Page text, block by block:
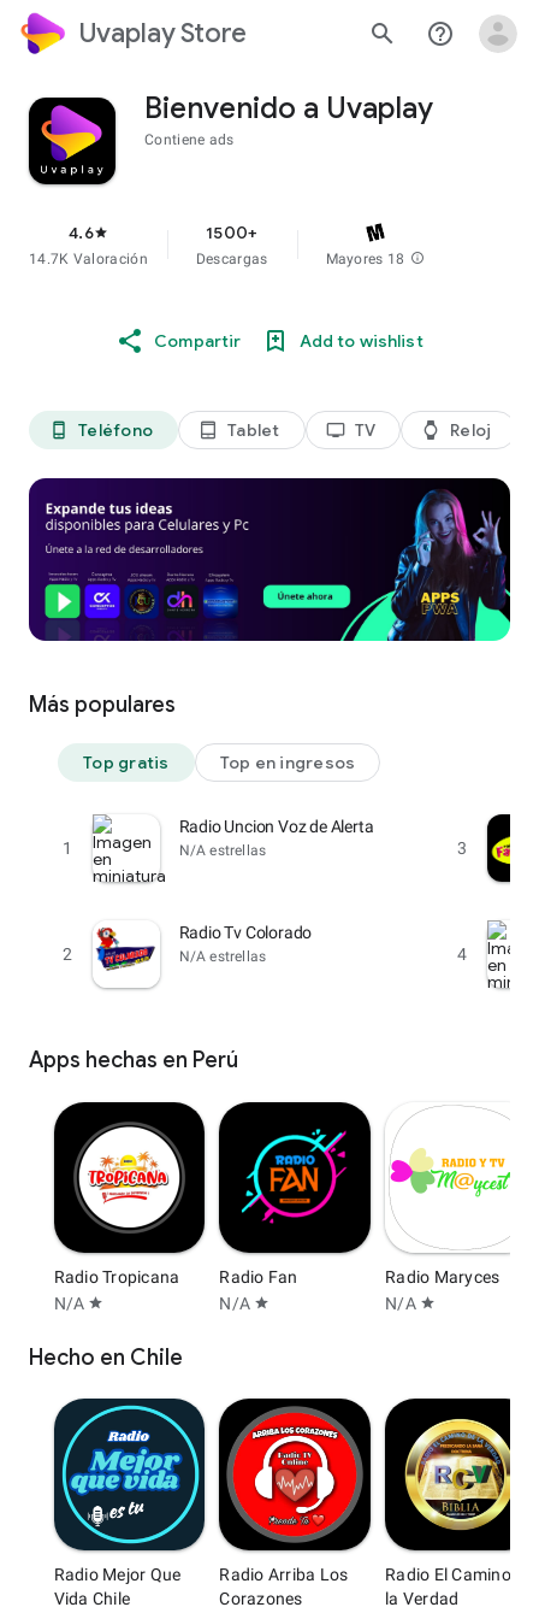
Uvaplay Store search help_outline
Bienvenido a Uvaplay
Contiene ads
4.6star
14.7K Valoración
1500+
Descargas Mayores 18 info
Compartir Add to wishlist
phone_android Teléfono tablet_android Tablet tv TV watch Reloj
Más populares
Top gratis Top en ingresos
1
Radio Uncion Voz de Alerta
N/A estrellas
2
Radio Tv Colorado
N/A estrellas
3
4
Apps hechas en Perú
Radio Tropicana
N/A star
Radio Fan
N/A star
Radio Maryces
N/A star
Hecho en Chile
Radio Mejor Que
Vida Chile
Radio Arriba Los
Corazones
Radio El Camino de
la Verdad